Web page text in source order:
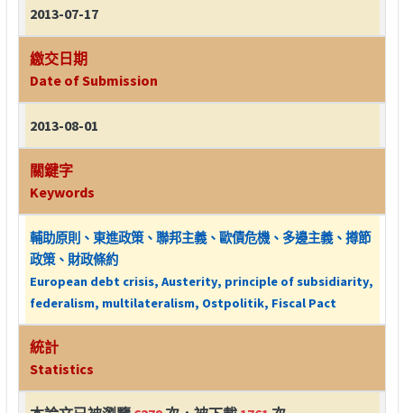
2013-07-17
繳交日期
Date of Submission
2013-08-01
關鍵字
Keywords
輔助原則、東進政策、聯邦主義、歐債危機、多邊主義、撙節
政策、財政條約
European debt crisis, Austerity, principle of subsidiarity,
federalism, multilateralism, Ostpolitik, Fiscal Pact
統計
Statistics